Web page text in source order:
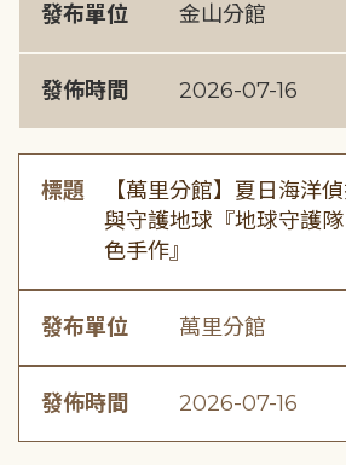
發布單位 金山分館
發佈時間 2026-07-16
標題
【萬里分館】夏日海洋
與守護地球『地球守護
色手作』
發布單位 萬里分館
發佈時間 2026-07-16